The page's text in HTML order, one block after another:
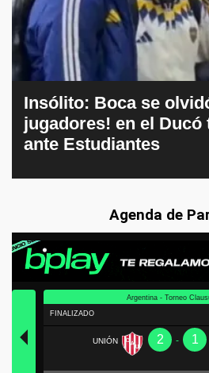
Insólito: Boca se
jugadores! en el
ante Estudiantes
Agenda de